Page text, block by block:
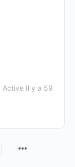
Active Il y a 59